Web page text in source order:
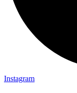
Instagram